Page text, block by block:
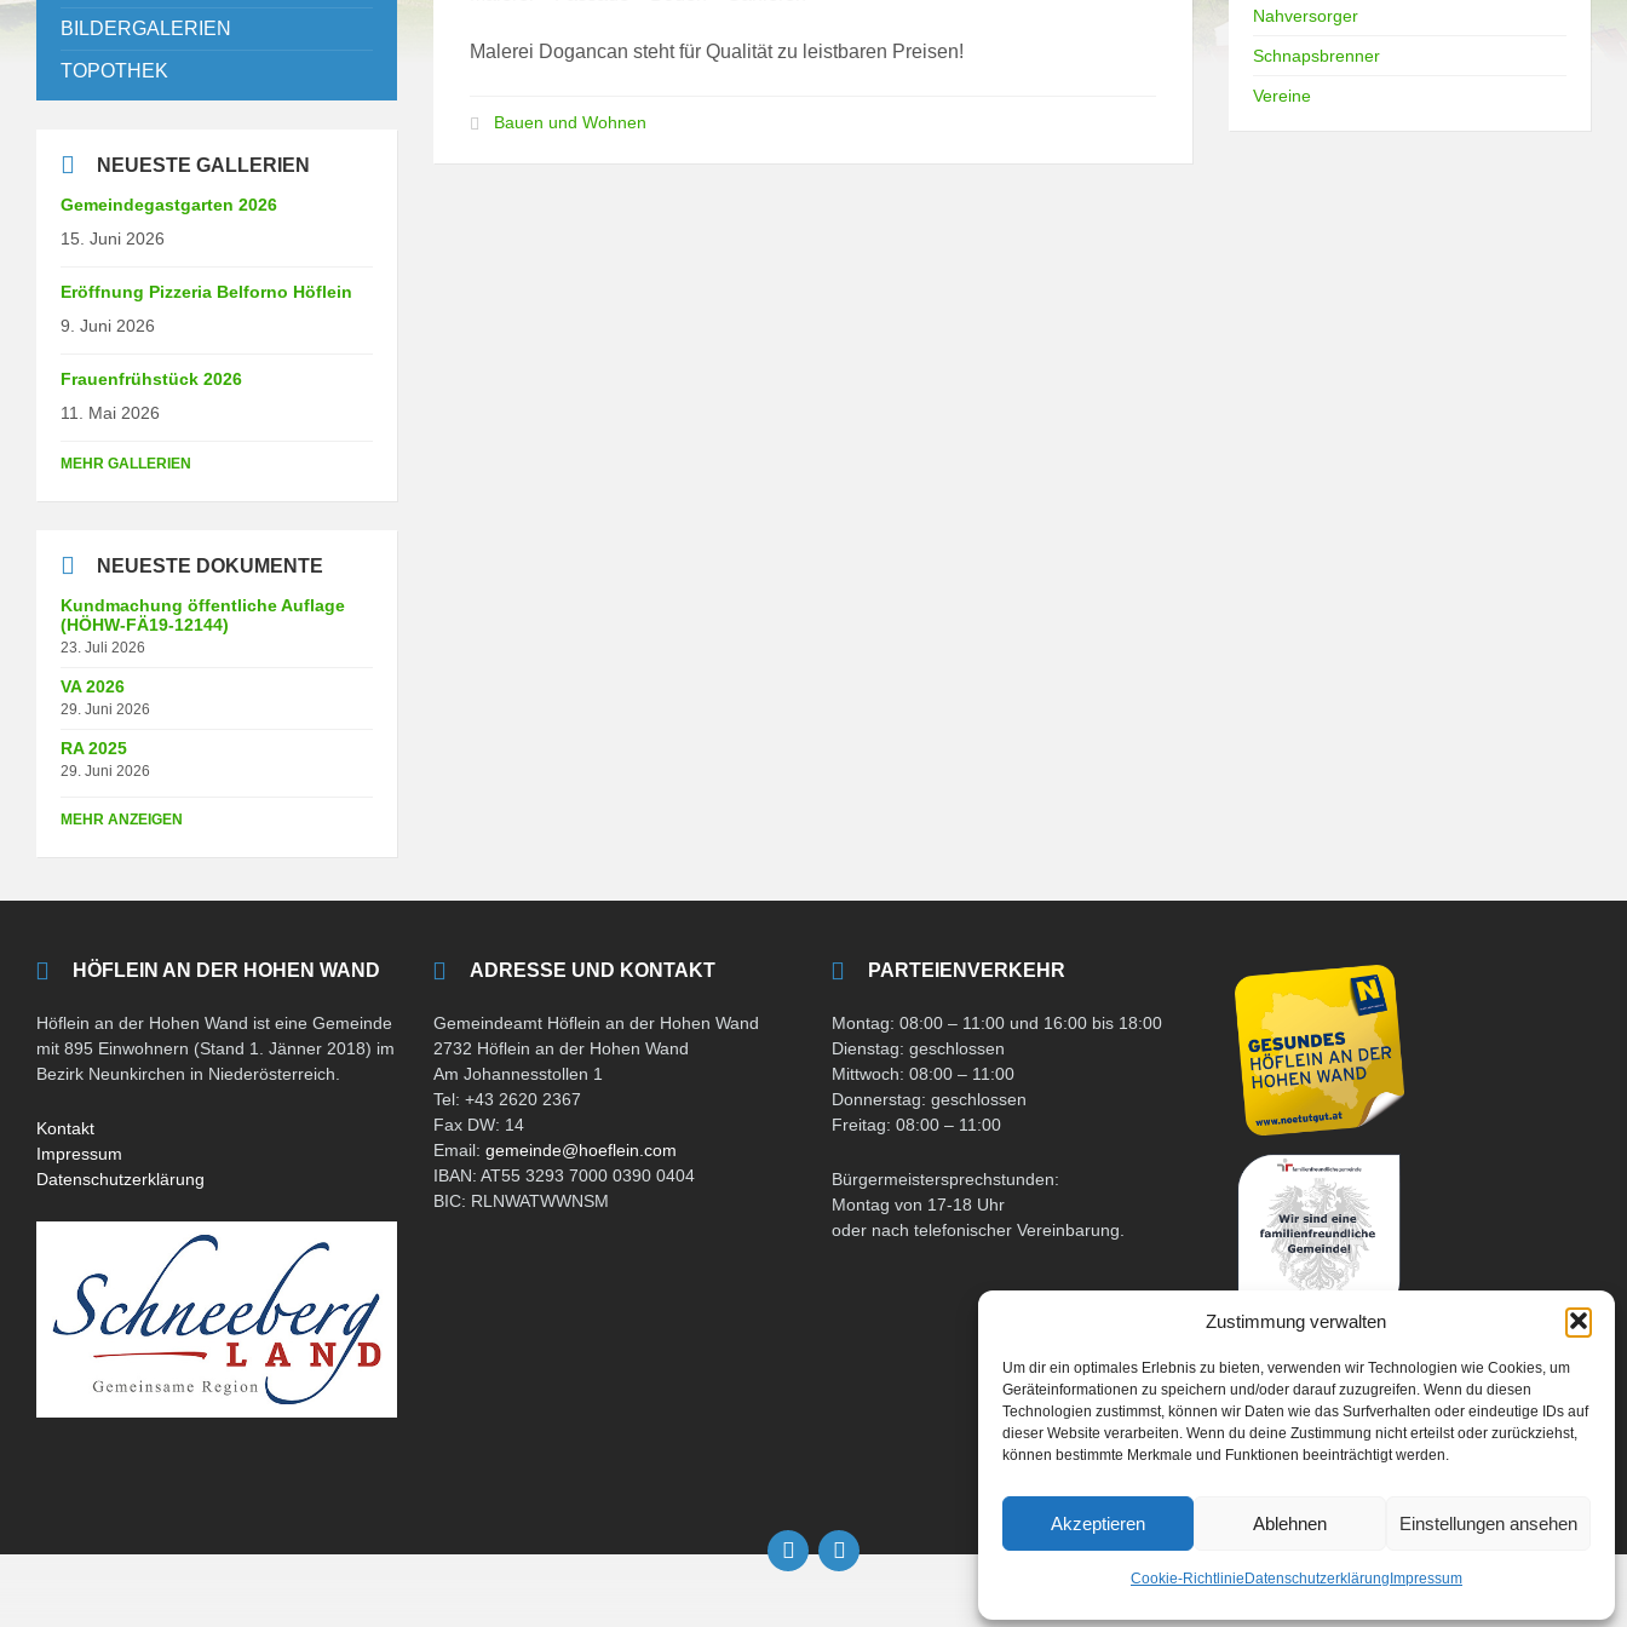
Zustimmung verwalten
Um dir ein optimales Erlebnis zu bieten, verwenden wir Technologien wie Cookies, um
Geräteinformationen zu speichern und/oder darauf zuzugreifen. Wenn du diesen
Technologien zustimmst, können wir Daten wie das Surfverhalten oder eindeutige IDs auf
dieser Website verarbeiten. Wenn du deine Zustimmung nicht erteilst oder zurückziehst,
können bestimmte Merkmale und Funktionen beeinträchtigt werden.
Akzeptieren Ablehnen Einstellungen ansehen
Cookie-Richtlinie Datenschutzerklärung Impressum
Malerei Dogancan steht für Qualität zu leistbaren Preisen!
Bauen und Wohnen
BILDERGALERIEN
TOPOTHEK
NEUESTE GALLERIEN
Gemeindegastgarten 2026
15. Juni 2026
Eröffnung Pizzeria Belforno Höflein
9. Juni 2026
Frauenfrühstück 2026
11. Mai 2026
MEHR GALLERIEN
NEUESTE DOKUMENTE
Kundmachung öffentliche Auflage
(HÖHW-FÄ19-12144)
23. Juli 2026
VA 2026
29. Juni 2026
RA 2025
29. Juni 2026
MEHR ANZEIGEN
Nahversorger
Schnapsbrenner
Vereine
HÖFLEIN AN DER HOHEN WAND
Höflein an der Hohen Wand ist eine Gemeinde
mit 895 Einwohnern (Stand 1. Jänner 2018) im
Bezirk Neunkirchen in Niederösterreich.
Kontakt
Impressum
Datenschutzerklärung
ADRESSE UND KONTAKT
Gemeindeamt Höflein an der Hohen Wand
2732 Höflein an der Hohen Wand
Am Johannesstollen 1
Tel: +43 2620 2367
Fax DW: 14
Email:gemeinde@hoeflein.com
IBAN: AT55 3293 7000 0390 0404
BIC: RLNWATWWNSM
PARTEIENVERKEHR
Montag: 08:00 – 11:00 und 16:00 bis 18:00
Dienstag: geschlossen
Mittwoch: 08:00 – 11:00
Donnerstag: geschlossen
Freitag: 08:00 – 11:00
Bürgermeistersprechstunden:
Montag von 17-18 Uhr
oder nach telefonischer Vereinbarung.
EmailFacebook